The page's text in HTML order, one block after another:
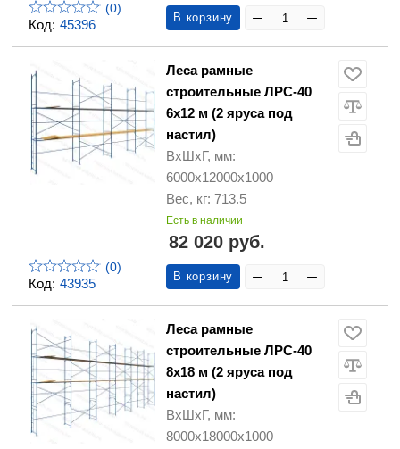
Код: 45396
(0)
В корзину
Код: 43935
(0)
Леса рамные
строительные ЛРС-40
6х12 м (2 яруса под
настил)
ВхШхГ, мм:
6000х12000х1000
Вес, кг: 713.5
Есть в наличии
82 020 руб.
В корзину
Леса рамные
строительные ЛРС-40
8х18 м (2 яруса под
настил)
ВхШхГ, мм:
8000х18000х1000